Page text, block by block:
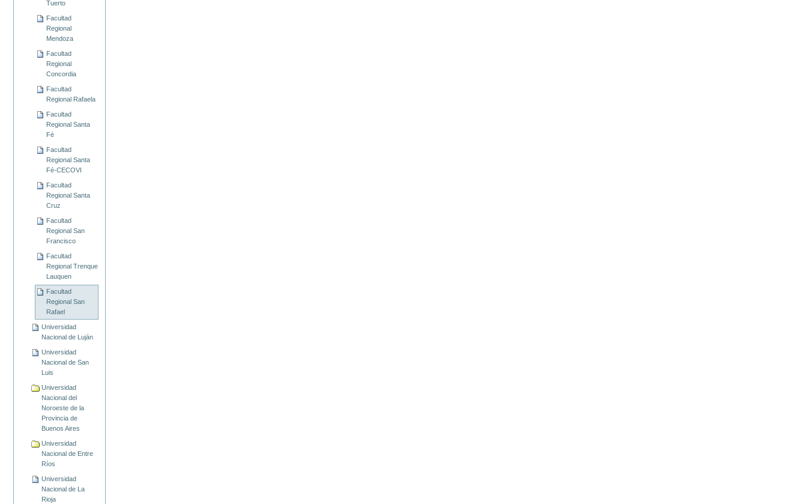
Tuerto
Facultad
Regional
Mendoza
Facultad
Regional
Concordia
Facultad
Regional Rafaela
Facultad
Regional Santa
Fé
Facultad
Regional Santa
Fé-CECOVI
Facultad
Regional Santa
Cruz
Facultad
Regional San
Francisco
Facultad
Regional Trenque
Lauquen
Facultad
Regional San
Rafael
Universidad
Nacional de Luján
Universidad
Nacional de San
Luis
Universidad
Nacional del
Noroeste de la
Provincia de
Buenos Aires
Universidad
Nacional de Entre
Ríos
Universidad
Nacional de La
Rioja